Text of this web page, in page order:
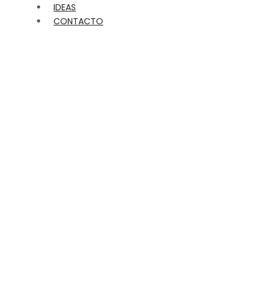
IDEAS
CONTACTO